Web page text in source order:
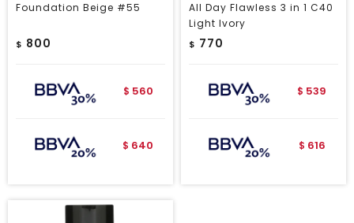
Foundation Beige #55
$ 800
$ 560
$ 640
All Day Flawless 3 in 1 C40
Light Ivory
$ 770
$ 539
$ 616